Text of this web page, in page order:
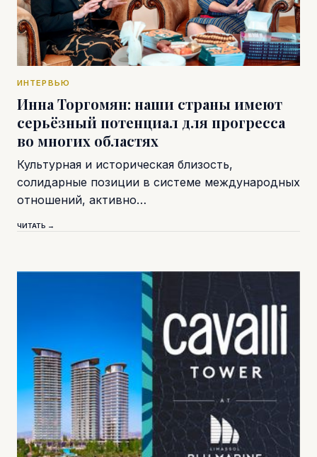
ИНТЕРВЬЮ
Инна Торгомян: наши страны имеют
серьёзный потенциал для прогресса
во многих областях
Культурная и историческая близость,
солидарные позиции в системе международных
отношений, активно…
ЧИТАТЬ →